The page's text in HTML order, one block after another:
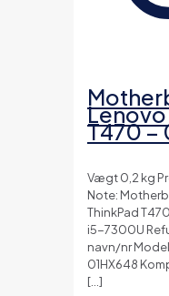
T470 –
Vægt 0,2 kg
Note:
ThinkPad
i5-7300U
navn/nr Model
01HX648
[…]